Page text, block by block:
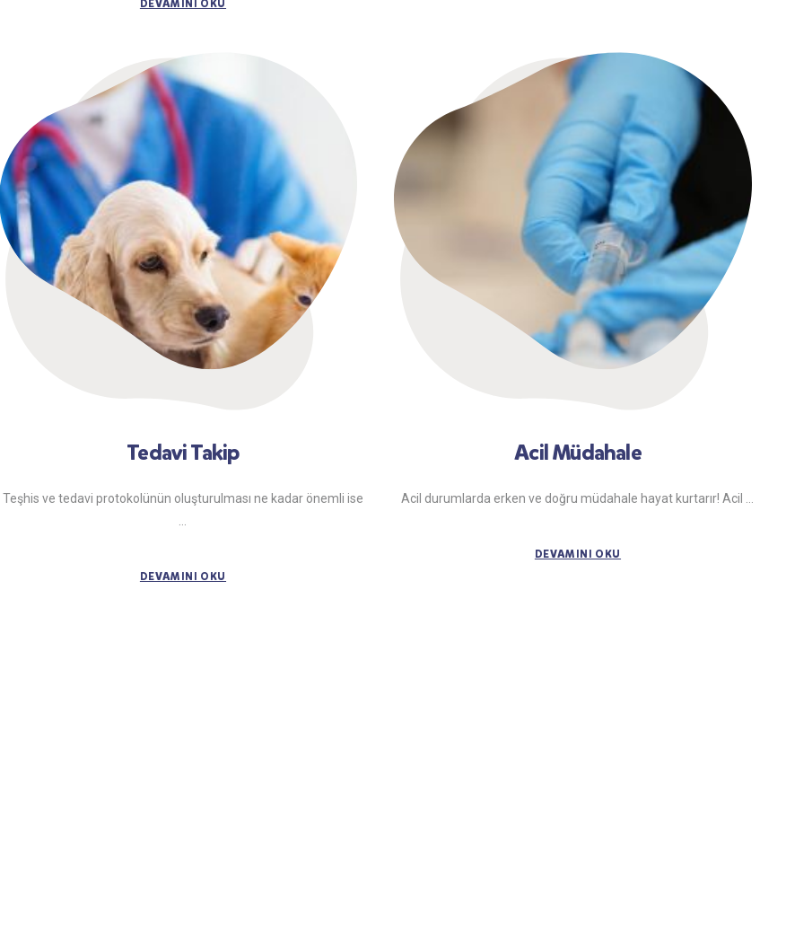
DEVAMINI OKU
Tedavi Takip
Teşhis ve tedavi protokolünün oluşturulması ne kadar önemli ise
DEVAMINI OKU
Acil Müdahale
Acil durumlarda erken ve doğru müdahale hayat kurtarır! Acil ...
DEVAMINI OKU